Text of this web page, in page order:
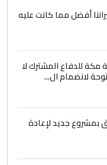
حسين سل
أفضل مما كانت عليه
مكة للدفاع المشترك لا
لانضمام ال...
بمشروع جديد لإعادة